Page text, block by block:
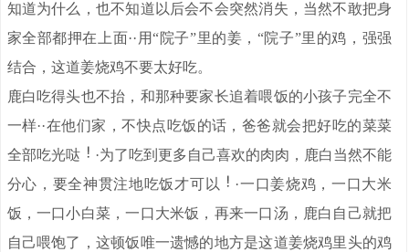
知道为什么，也不知道以后会不会突然消失，当然不敢把身
家全部都押在上面··用“院子”里的姜，“院子”里的鸡，强强
结合，这道姜烧鸡不要太好吃。
鹿白吃得头也不抬，和那种要家长追着喂饭的小孩子完全不
一样··在他们家，不快点吃饭的话，爸爸就会把好吃的菜菜
全部吃光哒
·为了吃到更多自己喜欢的肉肉，鹿白当然不能
分心，要全神贯注地吃饭才可以
·一口姜烧鸡，一口大米
饭，一口小白菜，一口大米饭，再来一口汤，鹿白自己就把
自己喂饱了，这顿饭唯一遗憾的地方是这道姜烧鸡里头的鸡